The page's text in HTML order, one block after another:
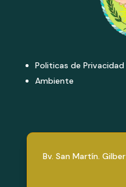
Politicas de Privacidad
Ambiente
Bv. San Martín.